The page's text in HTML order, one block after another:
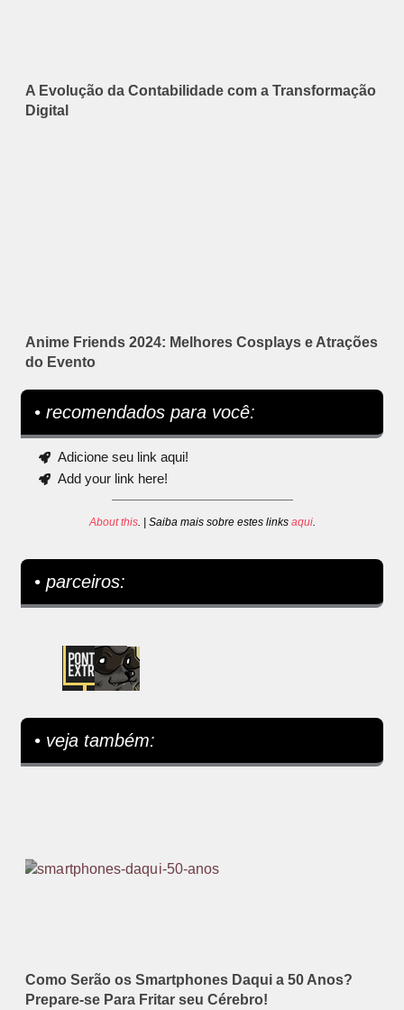
A Evolução da Contabilidade com a Transformação
Digital
Anime Friends 2024: Melhores Cosplays e Atrações
do Evento
• recomendados para você:
Adicione seu link aqui!
Add your link here!
About this. | Saiba mais sobre estes links aqui.
• parceiros:
• veja também:
Como Serão os Smartphones Daqui a 50 Anos?
Prepare-se Para Fritar seu Cérebro!